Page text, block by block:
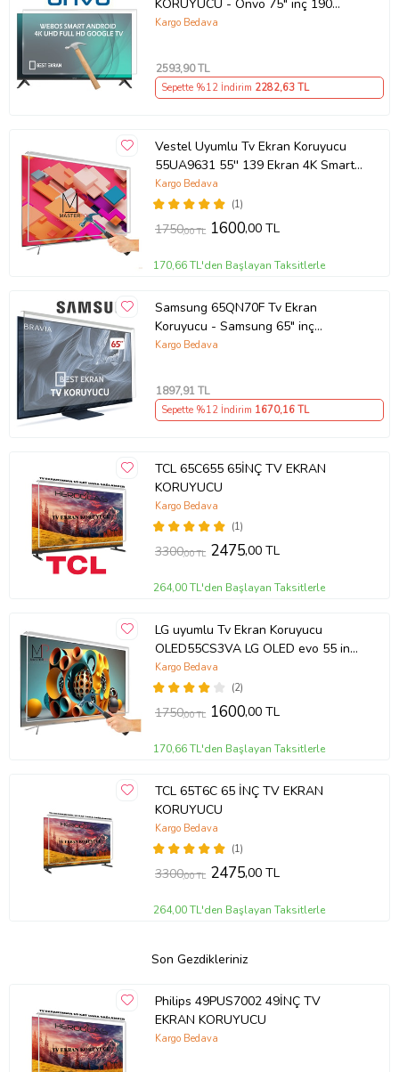
KORUYUCU - Onvo 75" inç 190
Ekran QLED Şeffaf Koruma paneli
Kargo Bedava
2593,90 TL
Sepette %12 İndirim 2282,63 TL
Vestel Uyumlu Tv Ekran Koruyucu
55UA9631 55'' 139 Ekran 4K Smart
Android TV
(1)
Kargo Bedava
1750,00 TL 1600,00 TL
170,66 TL'den Başlayan Taksitlerle
Samsung 65QN70F Tv Ekran
Koruyucu - Samsung 65" inç
KIRILMAZ QLED KORUYUCU
Kargo Bedava
1897,91 TL
Sepette %12 İndirim 1670,16 TL
TCL 65C655 65İNÇ TV EKRAN
KORUYUCU
(1)
Kargo Bedava
3300,00 TL 2475,00 TL
264,00 TL'den Başlayan Taksitlerle
LG uyumlu Tv Ekran Koruyucu
OLED55CS3VA LG OLED evo 55 inç
inc CS3 Serisi 4K Smart TV
(2)
Kargo Bedava
1750,00 TL 1600,00 TL
170,66 TL'den Başlayan Taksitlerle
TCL 65T6C 65 İNÇ TV EKRAN
KORUYUCU
(1)
Kargo Bedava
3300,00 TL 2475,00 TL
264,00 TL'den Başlayan Taksitlerle
Son Gezdikleriniz
Philips 49PUS7002 49İNÇ TV
EKRAN KORUYUCU
Kargo Bedava